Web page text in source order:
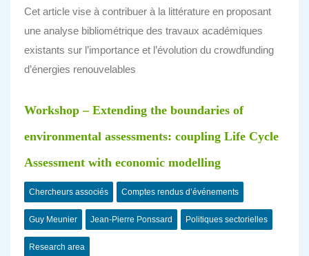
Cet article vise à contribuer à la littérature en proposant
une analyse bibliométrique des travaux académiques
existants sur l’importance et l’évolution du crowdfunding
d’énergies renouvelables
Workshop – Extending the boundaries of
environmental assessments: coupling Life Cycle
Assessment with economic modelling
Chercheurs associés Comptes rendus d’événements
Guy Meunier Jean-Pierre Ponssard Politiques sectorielles
Research area